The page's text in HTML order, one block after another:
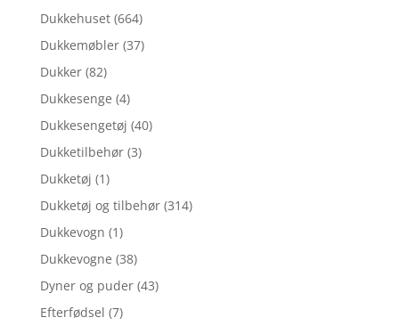
Dukkehuset (664)
Dukkemøbler (37)
Dukker (82)
Dukkesenge (4)
Dukkesengetøj (40)
Dukketilbehør (3)
Dukketøj (1)
Dukketøj og tilbehør (314)
Dukkevogn (1)
Dukkevogne (38)
Dyner og puder (43)
Efterfødsel (7)